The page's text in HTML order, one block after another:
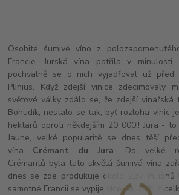
Osobité šumivé víno z
Francie. Jurská vína patřila v minulosti
pochvalně se o nich vyjadřoval už
Plinius. Když zdejší vinice zdecimovaly
světové války zdálo se, že zdejší vinařská
Bohudík, nestalo se tak, byť rozloha vinic
hektarů oproti někdejším 20 000!! Jura -
Jaune, velké popularitě se dnes těší
vína Crémant du Jura. Do velké
Crémantů byla tato skvělá šumivá vína
dnes se zde produkuje okolo 2,37 milionů
samotné Francii se vypije více jak 70% z